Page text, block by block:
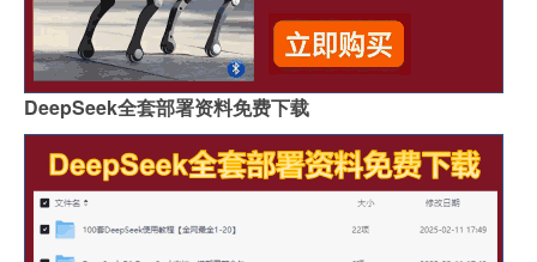
DeepSeek全套部署资料免费下载